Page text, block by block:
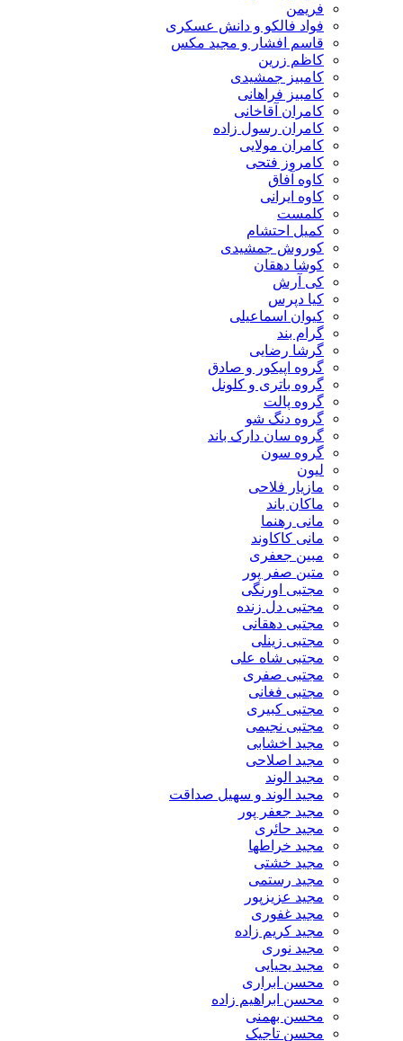
فواد فالکو و دانش عسکری
قاسم افشار و مجید مکس
کاظم زرین
کامبیز جمشیدی
کامبیز فراهانی
کامران آقاخانی
کامران رسول زاده
کامران مولایی
کامروز فتحی
کاوه آفاق
کاوه ایرانی
کلمست
کمیل احتشام
کوروش جمشیدی
کوشا دهقان
کی آرش
کیا دپرس
کیوان اسماعیلی
گرام بند
گرشا رضایی
گروه اپیکور و صادق
گروه باتری و کلونل
گروه پالت
گروه دنگ شو
گروه سان دارک باند
گروه سون
مازیار فلاحی
ماکان باند
مانی رهنما
مانی کاکاوند
مبین جعفری
متین صفر پور
مجتبی اورنگی
مجتبی دل زنده
مجتبی دهقانی
مجتبی زینلی
مجتبی شاه علی
مجتبی صفری
مجتبی فغانی
مجتبی کبیری
مجتبی نجیمی
مجید اخشابی
مجید اصلاحی
مجید الوند‎
مجید الوند و سهیل صداقت
مجید جعفر پور
مجید حائری
مجید خراطها
مجید خشتی
مجید رستمی
مجید عزیزپور
مجید غفوری
مجید کریم زاده
مجید نوری
مجید یحیایی
محسن ابراری
محسن ابراهیم زاده
محسن بهمنی
محسن تاجیک